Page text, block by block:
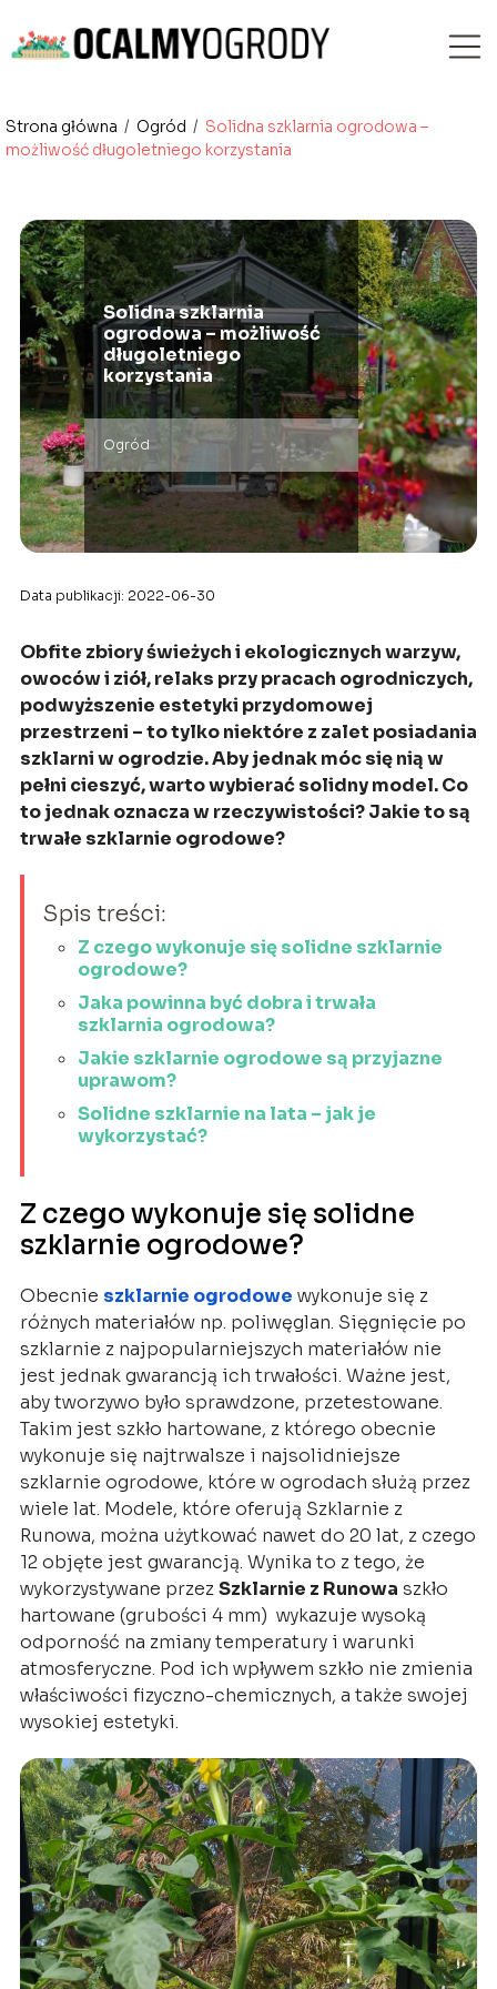
Strona główna / Ogród / Solidna szklarnia ogrodowa –
możliwość długoletniego korzystania
Solidna szklarnia
ogrodowa – możliwość
długoletniego
korzystania
Ogród
Data publikacji: 2022-06-30
Obfite zbiory świeżych i ekologicznych warzyw,
owoców i ziół, relaks przy pracach ogrodniczych,
podwyższenie estetyki przydomowej
przestrzeni – to tylko niektóre z zalet posiadania
szklarni w ogrodzie. Aby jednak móc się nią w
pełni cieszyć, warto wybierać solidny model. Co
to jednak oznacza w rzeczywistości? Jakie to są
trwałe szklarnie ogrodowe?
Spis treści:
Z czego wykonuje się solidne szklarnie
ogrodowe?
Jaka powinna być dobra i trwała
szklarnia ogrodowa?
Jakie szklarnie ogrodowe są przyjazne
uprawom?
Solidne szklarnie na lata – jak je
wykorzystać?
Z czego wykonuje się solidne
szklarnie ogrodowe?
Obecnie szklarnie ogrodowe wykonuje się z
różnych materiałów np. poliwęglan. Sięgnięcie po
szklarnie z najpopularniejszych materiałów nie
jest jednak gwarancją ich trwałości. Ważne jest,
aby tworzywo było sprawdzone, przetestowane.
Takim jest szkło hartowane, z którego obecnie
wykonuje się najtrwalsze i najsolidniejsze
szklarnie ogrodowe, które w ogrodach służą przez
wiele lat. Modele, które oferują Szklarnie z
Runowa, można użytkować nawet do 20 lat, z czego
12 objęte jest gwarancją. Wynika to z tego, że
wykorzystywane przezSzklarnie z Runowa szkło
hartowane (grubości 4 mm) wykazuje wysoką
odporność na zmiany temperatury i warunki
atmosferyczne. Pod ich wpływem szkło nie zmienia
właściwości fizyczno-chemicznych, a także swojej
wysokiej estetyki.